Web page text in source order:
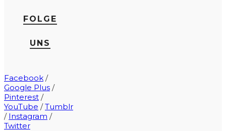
FOLGE
UNS
Facebook /
Google Plus /
Pinterest /
YouTube /Tumblr
/ Instagram /
Twitter